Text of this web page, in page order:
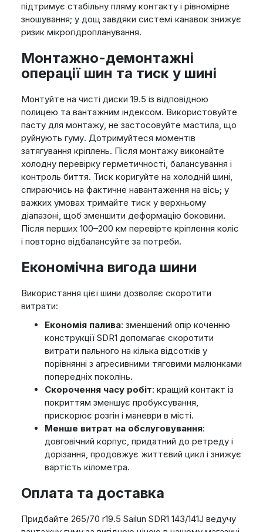
підтримує стабільну пляму контакту і рівномірне
зношування; у дощ завдяки системі канавок знижує
ризик мікрогідропланування.
Монтажно-демонтажні
операції шин та тиск у шині
Монтуйте на чисті диски 19.5 із відповідною
полицею та вантажним індексом. Використовуйте
пасту для монтажу, не застосовуйте мастила, що
руйнують гуму. Дотримуйтеся моментів
затягування кріплень. Після монтажу виконайте
холодну перевірку герметичності, балансування і
контроль биття. Тиск коригуйте на холодній шині,
спираючись на фактичне навантаження на вісь; у
важких умовах тримайте тиск у верхньому
діапазоні, щоб зменшити деформацію боковини.
Після перших 100–200 км перевірте кріплення коліс
і повторно відбалансуйте за потреби.
Економічна вигода шини
Використання цієї шини дозволяє скоротити
витрати:
Економія палива: зменшений опір коченню
конструкції SDR1 допомагає скоротити
витрати пального на кілька відсотків у
порівнянні з агресивними тяговими малюнками
попередніх поколінь.
Скорочення часу робіт: кращий контакт із
покриттям зменшує пробуксування,
прискорює розгін і маневри в місті.
Менше витрат на обслуговування:
довговічний корпус, придатний до ретреду і
дорізання, продовжує життєвий цикл і знижує
вартість кілометра.
Оплата та доставка
Придбайте 265/70 r19.5 Sailun SDR1 143/141J ведучу